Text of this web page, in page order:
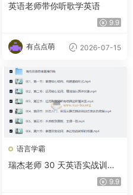
英语老师带你听歌学英语
9.9
有点点萌 2026-07-15
语言学霸
瑞杰老师 30 天英语实战训练
9.9